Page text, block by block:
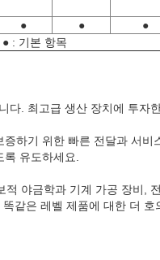
● ●
●
: 기본 항목
다. 최고급 생산 장치에 투자
하기 위한 빠른 전달과 서비
유도하세요.
야금학과 기계 가공 장비,
같은 레벨 제품에 대한 더